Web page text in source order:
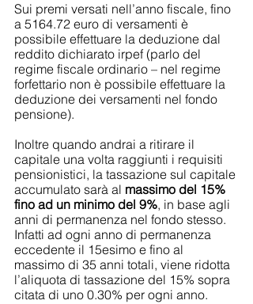
Sui premi versati nell’anno fiscale, fino
a 5164.72 euro di versamenti è
possibile effettuare la deduzione dal
reddito dichiarato irpef (parlo del
regime fiscale ordinario – nel regime
forfettario non è possibile effettuare la
deduzione dei versamenti nel fondo
pensione).
Inoltre quando andrai a ritirare il
capitale una volta raggiunti i requisiti
pensionistici, la tassazione sul capitale
accumulato sarà al massimo del 15%
fino ad un minimo del 9%, in base agli
anni di permanenza nel fondo stesso.
Infatti ad ogni anno di permanenza
eccedente il 15esimo e fino al
massimo di 35 anni totali, viene ridotta
l’aliquota di tassazione del 15% sopra
citata di uno 0.30% per ogni anno.